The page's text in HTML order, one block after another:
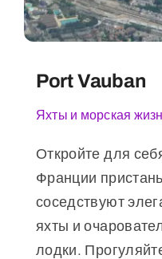
Port Vauban
Яхты и морская
Откройте для
Франции
соседствуют
яхты и
лодки.